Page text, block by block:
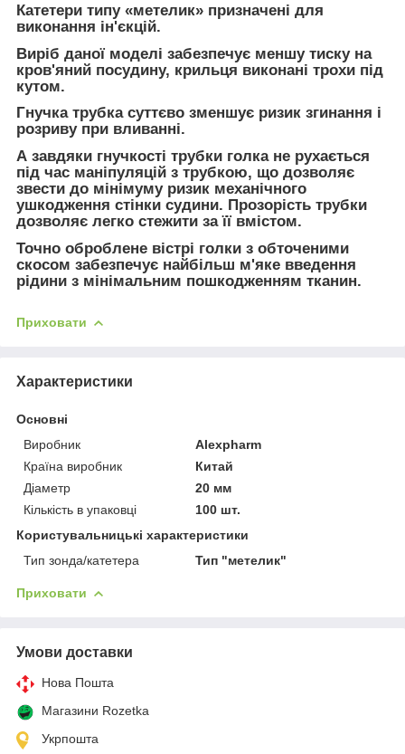
Катетери типу «метелик» призначені для
виконання ін'єкцій.
Виріб даної моделі забезпечує меншу тиску на
кров'яний посудину, крильця виконані трохи під
кутом.
Гнучка трубка суттєво зменшує ризик згинання і
розриву при вливанні.
А завдяки гнучкості трубки голка не рухається
під час маніпуляцій з трубкою, що дозволяє
звести до мінімуму ризик механічного
ушкодження стінки судини. Прозорість трубки
дозволяє легко стежити за її вмістом.
Точно оброблене вістрі голки з обточеними
скосом забезпечує найбільш м'яке введення
рідини з мінімальним пошкодженням тканин.
Приховати
Характеристики
Основні
Виробник
Alexpharm
Країна виробник
Китай
Діаметр
20 мм
Кількість в упаковці
100 шт.
Користувальницькі характеристики
Тип зонда/катетера
Тип "метелик"
Приховати
Умови доставки
Нова Пошта
Магазини Rozetka
Укрпошта